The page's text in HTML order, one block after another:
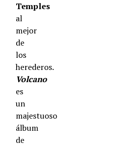
Temples
al
mejor
de
los
herederos.
Volcano
es
un
majestuoso
álbum
de